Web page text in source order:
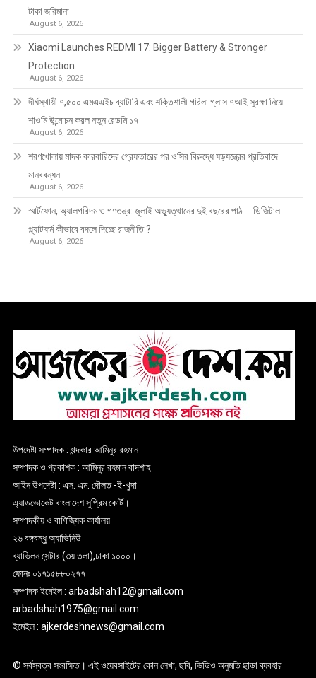
টাকা জরিমানা
August 6, 2026
Xiaomi Launches REDMI 17: Bigger Battery & Stronger
Protection
August 6, 2026
দীর্ঘস্থায়ী ৭,৫০০ এমএএইচ ব্যাটারি এবং শক্তিশালী গরিলা গ্লাস ৭আই সুরক্ষা নিয়ে
শাওমি উন্মোচন করল নতুন রেডমি ১৭
August 6, 2026
শরণখোলায় মাদক কারবারিদের গ্রেফতারের পর ওসির বিরুদ্ধে ষড়যন্ত্রের প্রতিবাদে
মানববন্ধন
August 6, 2026
স্মার্টফোন, অ্যালগরিদম ও গণতন্ত্র: জুলাই অভ্যুত্থানের দুই বছরের পাঠ : ডিজিটাল
প্ল্যাটফর্ম কীভাবে বদলে দিচ্ছে রাজনীতি ?
August 6, 2026
উপদেষ্টা সম্পাদক : খন্দকার আমিনুর রহমান
সম্পাদক ও প্রকাশক : আমিনুর রহমান বাদশাহ
আইন উপদেষ্টা : এস. এম. দৌলত -ই-খুদা
এ্যাডভোকেট বাংলাদেশ সুপ্রিম কোর্ট।
সম্পাদকীয় ও বাণিজ্যিক কার্যালয়
২৬ বঙ্গবন্ধু অ্যাভিনিউ
ব্যাভিলন সেন্টার (৩য় তলা),ঢাকা ১০০০।
ফোনঃ ০১৭১৫৮৮০২৭৭
সম্পাদক ইমেইল : arbadshah12@gmail.com
arbadshah1975@gmail.com
ইমেইল : ajkerdeshnews@gmail.com
© সর্বস্বত্ব সংরক্ষিত। এই ওয়েবসাইটের কোন লেখা, ছবি, ভিডিও অনুমতি ছাড়া ব্যবহার